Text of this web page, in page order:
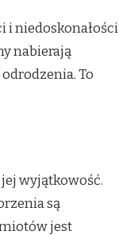
i niedoskonałości
nabierają
To
wyjątkowość.
są
jest